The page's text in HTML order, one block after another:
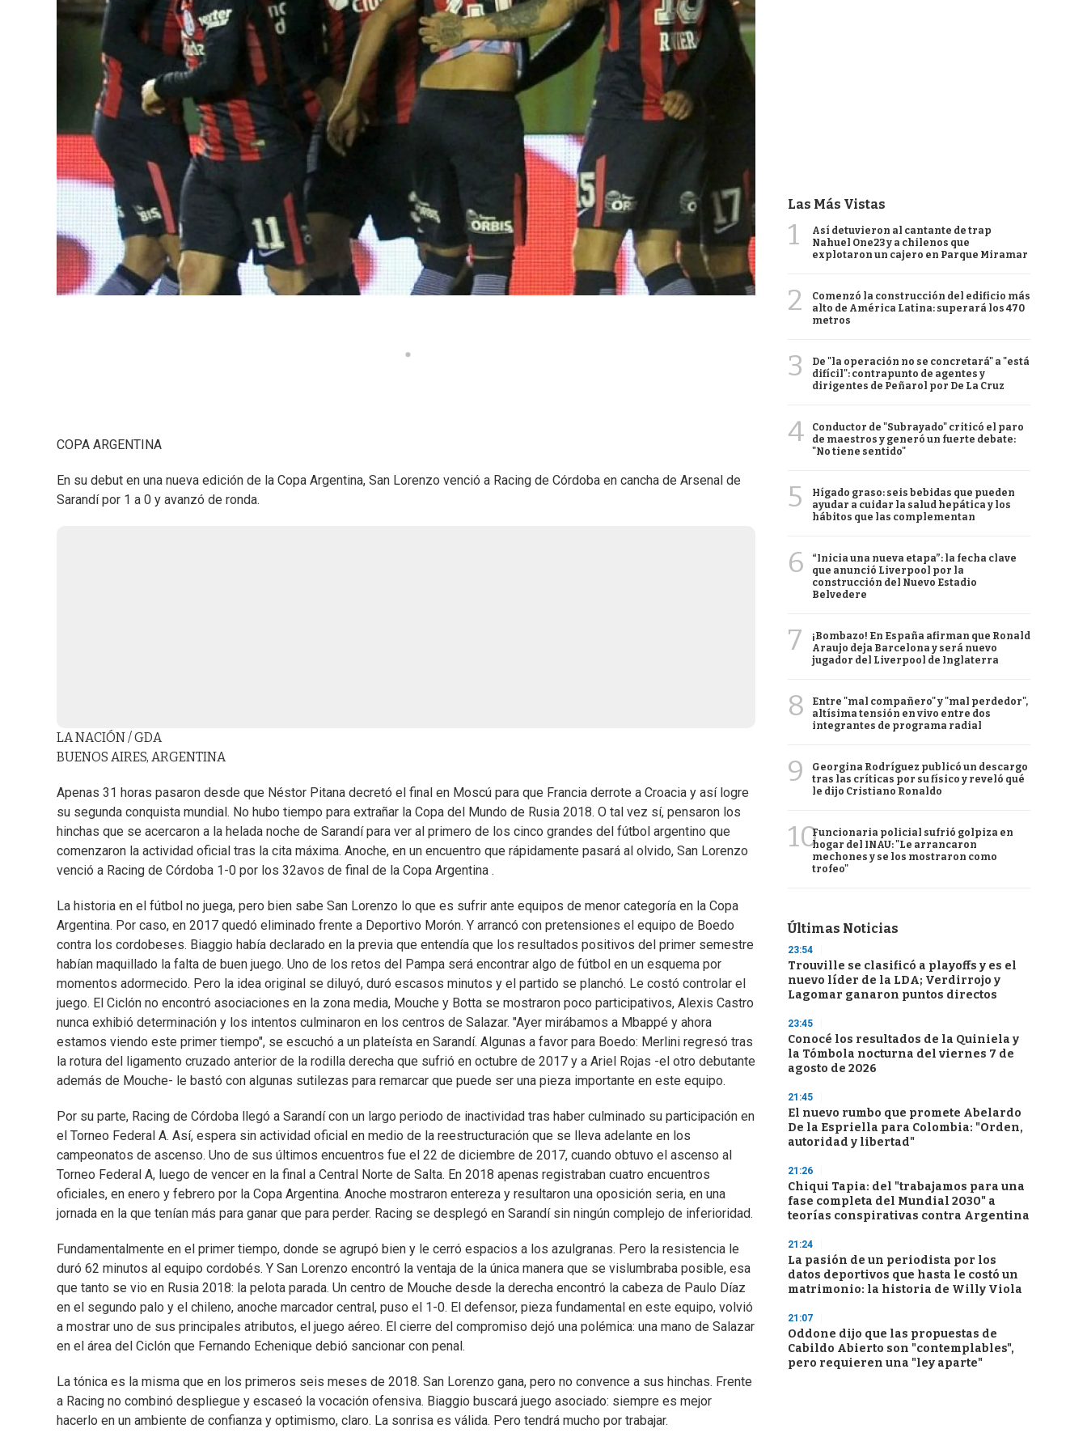
COPA ARGENTINA
En su debut en una nueva edición de la Copa Argentina, San Lorenzo venció a Racing de Córdoba en cancha de Arsenal de
Sarandí por 1 a 0 y avanzó de ronda.
LA NACIÓN / GDA
BUENOS AIRES, ARGENTINA
Apenas 31 horas pasaron desde que Néstor Pitana decretó el final en Moscú para que Francia derrote a Croacia y así logre
su segunda conquista mundial. No hubo tiempo para extrañar la Copa del Mundo de Rusia 2018. O tal vez sí, pensaron los
hinchas que se acercaron a la helada noche de Sarandí para ver al primero de los cinco grandes del fútbol argentino que
comenzaron la actividad oficial tras la cita máxima. Anoche, en un encuentro que rápidamente pasará al olvido, San Lorenzo
venció a Racing de Córdoba 1-0 por los 32avos de final de la Copa Argentina .
La historia en el fútbol no juega, pero bien sabe San Lorenzo lo que es sufrir ante equipos de menor categoría en la Copa
Argentina. Por caso, en 2017 quedó eliminado frente a Deportivo Morón. Y arrancó con pretensiones el equipo de Boedo
contra los cordobeses. Biaggio había declarado en la previa que entendía que los resultados positivos del primer semestre
habían maquillado la falta de buen juego. Uno de los retos del Pampa será encontrar algo de fútbol en un esquema por
momentos adormecido. Pero la idea original se diluyó, duró escasos minutos y el partido se planchó. Le costó controlar el
juego. El Ciclón no encontró asociaciones en la zona media, Mouche y Botta se mostraron poco participativos, Alexis Castro
nunca exhibió determinación y los intentos culminaron en los centros de Salazar. "Ayer mirábamos a Mbappé y ahora
estamos viendo este primer tiempo", se escuchó a un plateísta en Sarandí. Algunas a favor para Boedo: Merlini regresó tras
la rotura del ligamento cruzado anterior de la rodilla derecha que sufrió en octubre de 2017 y a Ariel Rojas -el otro debutante
además de Mouche- le bastó con algunas sutilezas para remarcar que puede ser una pieza importante en este equipo.
Por su parte, Racing de Córdoba llegó a Sarandí con un largo periodo de inactividad tras haber culminado su participación en
el Torneo Federal A. Así, espera sin actividad oficial en medio de la reestructuración que se lleva adelante en los
campeonatos de ascenso. Uno de sus últimos encuentros fue el 22 de diciembre de 2017, cuando obtuvo el ascenso al
Torneo Federal A, luego de vencer en la final a Central Norte de Salta. En 2018 apenas registraban cuatro encuentros
oficiales, en enero y febrero por la Copa Argentina. Anoche mostraron entereza y resultaron una oposición seria, en una
jornada en la que tenían más para ganar que para perder. Racing se desplegó en Sarandí sin ningún complejo de inferioridad.
Fundamentalmente en el primer tiempo, donde se agrupó bien y le cerró espacios a los azulgranas. Pero la resistencia le
duró 62 minutos al equipo cordobés. Y San Lorenzo encontró la ventaja de la única manera que se vislumbraba posible, esa
que tanto se vio en Rusia 2018: la pelota parada. Un centro de Mouche desde la derecha encontró la cabeza de Paulo Díaz
en el segundo palo y el chileno, anoche marcador central, puso el 1-0. El defensor, pieza fundamental en este equipo, volvió
a mostrar uno de sus principales atributos, el juego aéreo. El cierre del compromiso dejó una polémica: una mano de Salazar
en el área del Ciclón que Fernando Echenique debió sancionar con penal.
La tónica es la misma que en los primeros seis meses de 2018. San Lorenzo gana, pero no convence a sus hinchas. Frente
a Racing no combinó despliegue y escaseó la vocación ofensiva. Biaggio buscará juego asociado: siempre es mejor
hacerlo en un ambiente de confianza y optimismo, claro. La sonrisa es válida. Pero tendrá mucho por trabajar.
Las Más Vistas
1
Así detuvieron al cantante de trap
Nahuel One23 y a chilenos que
explotaron un cajero en Parque Miramar
2
Comenzó la construcción del edificio más
alto de América Latina: superará los 470
metros
3
De "la operación no se concretará" a "está
difícil": contrapunto de agentes y
dirigentes de Peñarol por De La Cruz
4
Conductor de "Subrayado" criticó el paro
de maestros y generó un fuerte debate:
"No tiene sentido"
5
Hígado graso: seis bebidas que pueden
ayudar a cuidar la salud hepática y los
hábitos que las complementan
6
“Inicia una nueva etapa”: la fecha clave
que anunció Liverpool por la
construcción del Nuevo Estadio
Belvedere
7
¡Bombazo! En España afirman que Ronald
Araujo deja Barcelona y será nuevo
jugador del Liverpool de Inglaterra
8
Entre "mal compañero" y "mal perdedor",
altísima tensión en vivo entre dos
integrantes de programa radial
9
Georgina Rodríguez publicó un descargo
tras las críticas por su físico y reveló qué
le dijo Cristiano Ronaldo
10Funcionaria policial sufrió golpiza en
hogar del INAU: "Le arrancaron
mechones y se los mostraron como
trofeo"
Últimas Noticias
23:54
Trouville se clasificó a playoffs y es el
nuevo líder de la LDA; Verdirrojo y
Lagomar ganaron puntos directos
23:45
Conocé los resultados de la Quiniela y
la Tómbola nocturna del viernes 7 de
agosto de 2026
21:45
El nuevo rumbo que promete Abelardo
De la Espriella para Colombia: "Orden,
autoridad y libertad"
21:26
Chiqui Tapia: del "trabajamos para una
fase completa del Mundial 2030" a
teorías conspirativas contra Argentina
21:24
La pasión de un periodista por los
datos deportivos que hasta le costó un
matrimonio: la historia de Willy Viola
21:07
Oddone dijo que las propuestas de
Cabildo Abierto son "contemplables",
pero requieren una "ley aparte"